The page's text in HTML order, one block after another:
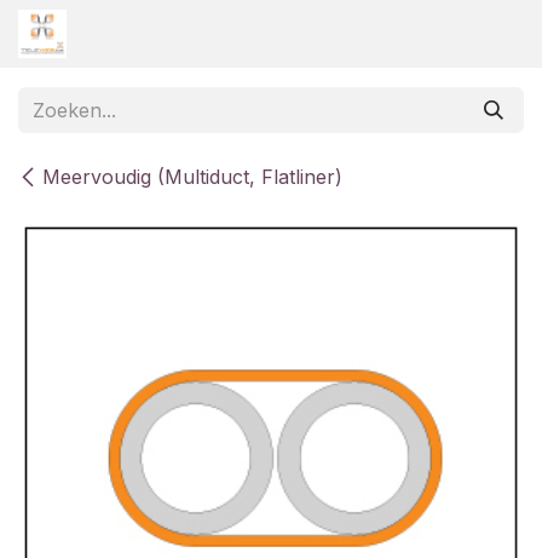
Overslaan naar inhoud
Meervoudig (Multiduct, Flatliner)